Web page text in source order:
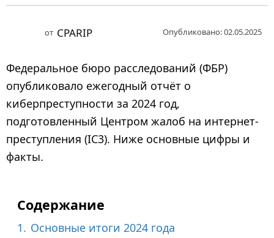
а
о
д
н
а
з
а
от CPARIP Опубликовано: 02.05.2025
Федеральное бюро расследований (ФБР)
опубликовало ежегодный отчёт о
киберпреступности за 2024 год,
подготовленный Центром жалоб на интернет-
преступления (IC3). Ниже основные цифры и
факты.
Содержание
1. Основные итоги 2024 года